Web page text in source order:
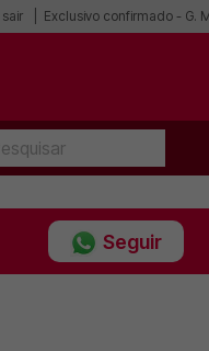
Exclusivo confirmado - G.
Seguir